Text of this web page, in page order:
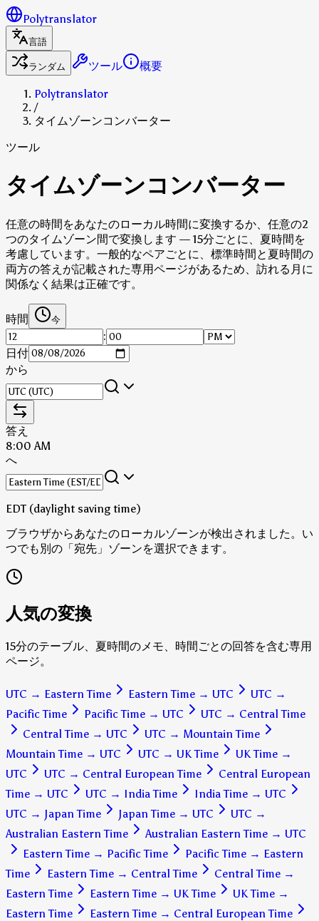
Polytranslator
言語
ランダム ツール 概要
Polytranslator
/
タイムゾーンコンバーター
ツール
タイムゾーンコンバーター
任意の時間をあなたのローカル時間に変換するか、任意の2
つのタイムゾーン間で変換します — 15分ごとに、夏時間を
考慮しています。一般的なペアごとに、標準時間と夏時間の
両方の答えが記載された専用ページがあるため、訪れる月に
関係なく結果は正確です。
時間 今
:
日付
から
答え
8:00 AM
へ
EDT (daylight saving time)
ブラウザからあなたのローカルゾーンが検出されました。い
つでも別の「宛先」ゾーンを選択できます。
人気の変換
15分のテーブル、夏時間のメモ、時間ごとの回答を含む専用
ページ。
UTC → Eastern Time Eastern Time → UTC UTC →
Pacific Time
Pacific Time → UTC UTC → Central Time
Central Time → UTC UTC → Mountain Time
Mountain Time → UTC UTC → UK Time UK Time →
UTC
UTC → Central European Time
Central European
Time → UTC UTC → India Time India Time → UTC
UTC → Japan Time Japan Time → UTC UTC →
Australian Eastern Time
Australian Eastern Time → UTC
Eastern Time → Pacific Time Pacific Time → Eastern
Time
Eastern Time → Central Time Central Time →
Eastern Time
Eastern Time → UK Time UK Time →
Eastern Time
Eastern Time → Central European Time